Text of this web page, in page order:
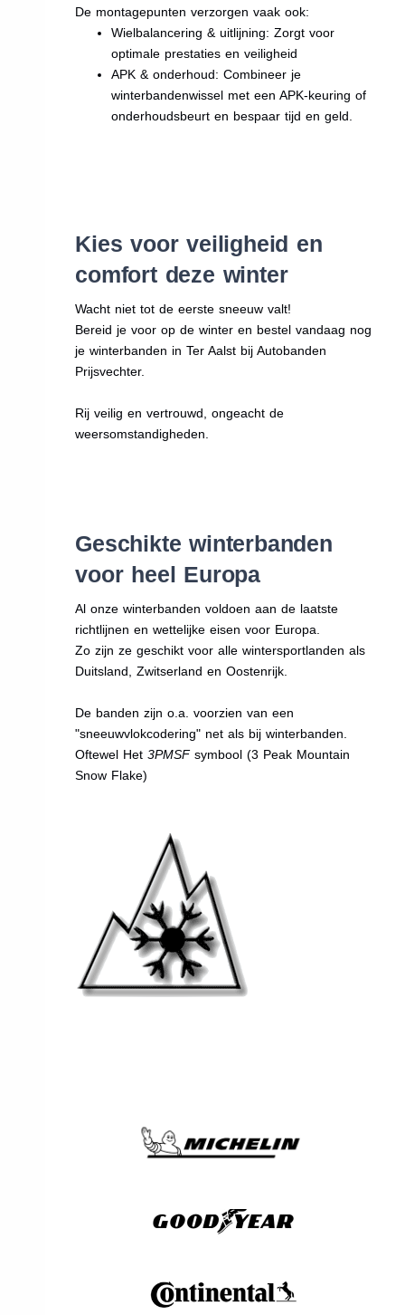
De montagepunten verzorgen vaak ook:
Wielbalancering & uitlijning: Zorgt voor
optimale prestaties en veiligheid
APK & onderhoud: Combineer je
winterbandenwissel met een APK-keuring of
onderhoudsbeurt en bespaar tijd en geld.
Kies voor veiligheid en
comfort deze winter
Wacht niet tot de eerste sneeuw valt!
Bereid je voor op de winter en bestel vandaag nog
je winterbanden in Ter Aalst bij Autobanden
Prijsvechter.
Rij veilig en vertrouwd, ongeacht de
weersomstandigheden.
Geschikte winterbanden
voor heel Europa
Al onze winterbanden voldoen aan de laatste
richtlijnen en wettelijke eisen voor Europa.
Zo zijn ze geschikt voor alle wintersportlanden als
Duitsland, Zwitserland en Oostenrijk.
De banden zijn o.a. voorzien van een
"sneeuwvlokcodering" net als bij winterbanden.
Oftewel Het3PMSFsymbool (3 Peak Mountain
Snow Flake)